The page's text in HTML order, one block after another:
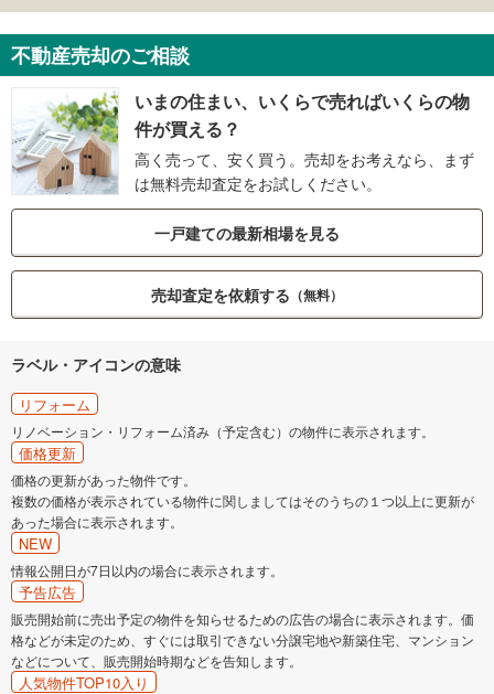
不動産売却のご相談
いまの住まい、いくらで売ればいくらの物
件が買える？
高く売って、安く買う。売却をお考えなら、まず
は無料売却査定をお試しください。
一戸建ての最新相場を見る
売却査定を依頼する （無料）
ラベル・アイコンの意味
リフォーム
リノベーション・リフォーム済み（予定含む）の物件に表示されます。
価格更新
価格の更新があった物件です。
複数の価格が表示されている物件に関しましてはそのうちの１つ以上に更新が
あった場合に表示されます。
NEW
情報公開日が7日以内の場合に表示されます。
予告広告
販売開始前に売出予定の物件を知らせるための広告の場合に表示されます。価
格などが未定のため、すぐには取引できない分譲宅地や新築住宅、マンション
などについて、販売開始時期などを告知します。
人気物件TOP10入り